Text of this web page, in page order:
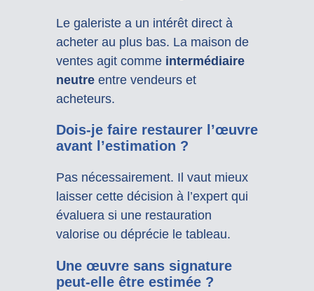
Le galeriste a un intérêt direct à
acheter au plus bas. La maison de
ventes agit comme intermédiaire
neutreentre vendeurs et
acheteurs.
Dois-je faire restaurer l’œuvre
avant l’estimation ?
Pas nécessairement. Il vaut mieux
laisser cette décision à l’expert qui
évaluera si une restauration
valorise ou déprécie le tableau.
Une œuvre sans signature
peut-elle être estimée ?